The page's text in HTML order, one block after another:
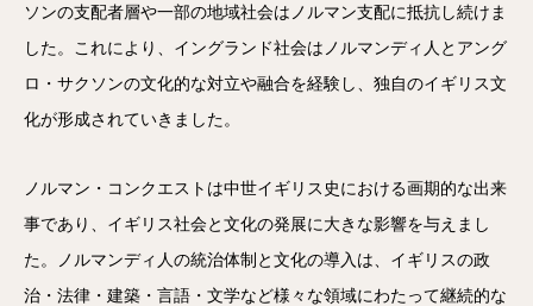
ソンの支配者層や一部の地域社会はノルマン支配に抵抗し続けま
した。これにより、イングランド社会はノルマンディ人とアング
ロ・サクソンの文化的な対立や融合を経験し、独自のイギリス文
化が形成されていきました。
ノルマン・コンクエストは中世イギリス史における画期的な出来
事であり、イギリス社会と文化の発展に大きな影響を与えまし
た。ノルマンディ人の統治体制と文化の導入は、イギリスの政
治・法律・建築・言語・文学など様々な領域にわたって継続的な